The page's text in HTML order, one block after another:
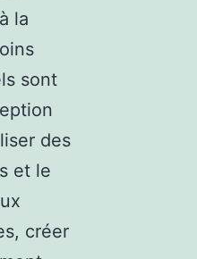
la
sont
des
et le
créer